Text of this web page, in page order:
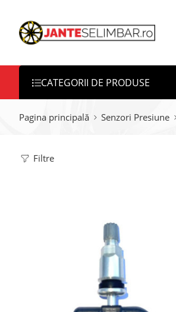
CATEGORII DE PRODUSE
Pagina principală Senzori Presiune
Filtre